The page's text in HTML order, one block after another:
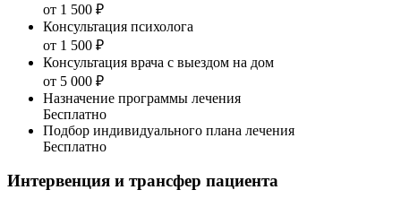
от 1 500 ₽
Консультация психолога
от 1 500 ₽
Консультация врача с выездом на дом
от 5 000 ₽
Назначение программы лечения
Бесплатно
Подбор индивидуального плана лечения
Бесплатно
Интервенция и трансфер пациента